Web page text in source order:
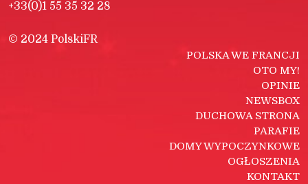
+33(0)1 55 35 32 28
© 2024 PolskiFR
POLSKA WE FRANCJI
OTO MY!
OPINIE
NEWSBOX
DUCHOWA STRONA
PARAFIE
DOMY WYPOCZYNKOWE
OGŁOSZENIA
KONTAKT